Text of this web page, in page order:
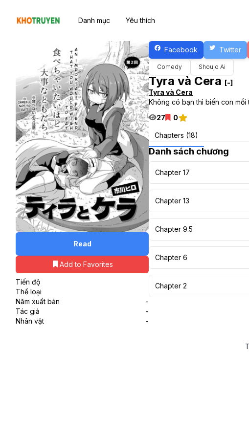
Danh mục Yêu thích
Read
Add to Favorites
Tiến độ
Thể loại
Năm xuất bản
-
Tác giả
-
Nhân vật
-
Facebook Twitter
Comedy Shoujo Ai
Tyra và Cera [-]
Tyra và Cera
Không có bạn thì biến con
27
0
Chapters (18)
Danh sách chương
Chapter 17
Chapter 13
Chapter 9.5
Chapter 6
Chapter 2